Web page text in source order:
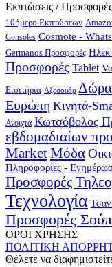
Εκπτώσεις /
10ήμερο Εκπτώσεων
Consoles Cosmote -
Germanos Προσφορές
Προσφορές Tablet
Εισιτήρια Αξεσουάρ
Ευρώπη Κινητά-
Ανοιχτά Κωτσόβολος
εβδομαδιαίων
MarketΜόδα
Πληροφορίες -
Προσφορές
Τεχνολογία
Προσφορές
ΟΡΟΙ ΧΡΗΣΗΣ
ΠΟΛΙΤΙΚΗ
Θέλετε να